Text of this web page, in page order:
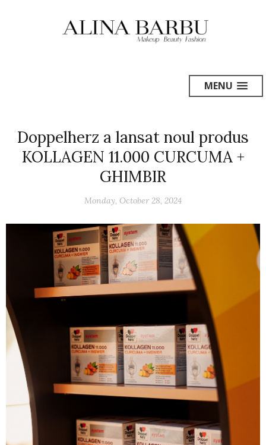
MENU
Doppelherz a lansat noul produs
KOLLAGEN 11.000 CURCUMA +
GHIMBIR
Monday, October 28, 2024